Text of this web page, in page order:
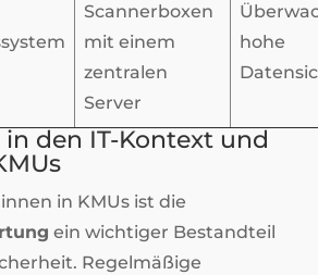
Scannerboxen
mit einem
zentralen
Server
hohe
den IT-Kontext und
in KMUs ist die
ein wichtiger Bestandteil
Regelmäßige